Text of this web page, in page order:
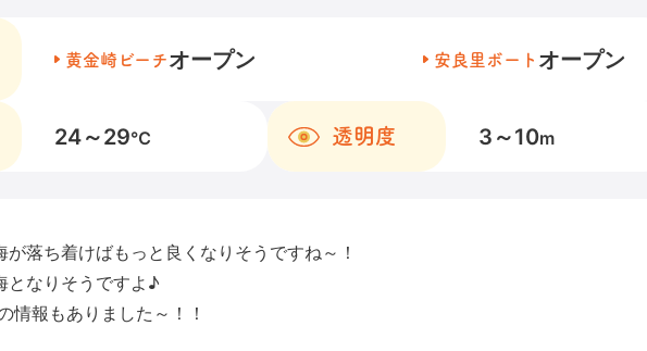
黄金崎ビーチオープン 安良里ボート オープン
24～29℃ 透明度 3～10m
落ち着けばもっと良くなりそうですね～！
となりそうですよ♪
情報もありました～！！